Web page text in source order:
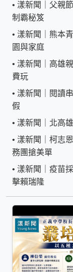
• 漾新聞｜父親
制霸秘笈
• 漾新聞｜熊本
園與家庭
• 漾新聞｜高雄
費玩
• 漾新聞｜閱讀
假
• 漾新聞｜北高
• 漾新聞｜柯志
務團搶美單
• 漾新聞｜疫苗
擊賴瑞隆